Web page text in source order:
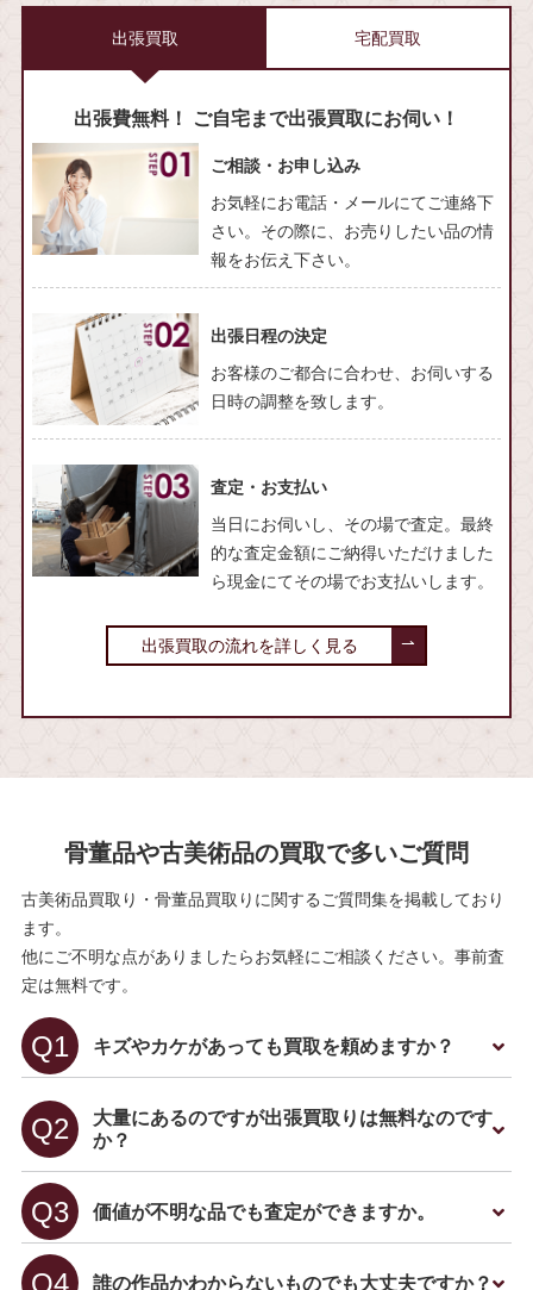
出張買取 宅配買取
出張費無料！ ご自宅まで出張買取にお伺い！
ご相談・お申し込み
お気軽にお電話・メールにてご連絡下
さい。その際に、お売りしたい品の情
報をお伝え下さい。
出張日程の決定
お客様のご都合に合わせ、お伺いする
日時の調整を致します。
査定・お支払い
当日にお伺いし、その場で査定。最終
的な査定金額にご納得いただけました
ら現金にてその場でお支払いします。
出張買取の流れを詳しく見る
骨董品や古美術品の買取で多いご質問
古美術品買取り・骨董品買取りに関するご質問集を掲載しており
ます。
他にご不明な点がありましたらお気軽にご相談ください。事前査
定は無料です。
キズやカケがあっても買取を頼めますか？
大量にあるのですが出張買取りは無料なのです
か？
価値が不明な品でも査定ができますか。
誰の作品かわからないものでも大丈夫ですか？